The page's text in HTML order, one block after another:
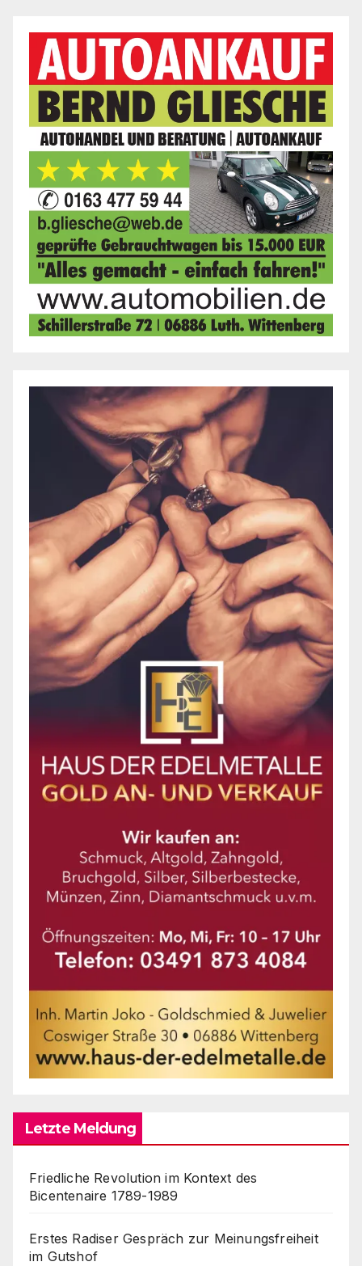
Letzte Meldung
Friedliche Revolution im Kontext des
Bicentenaire 1789-1989
Erstes Radiser Gespräch zur Meinungsfreiheit
im Gutshof